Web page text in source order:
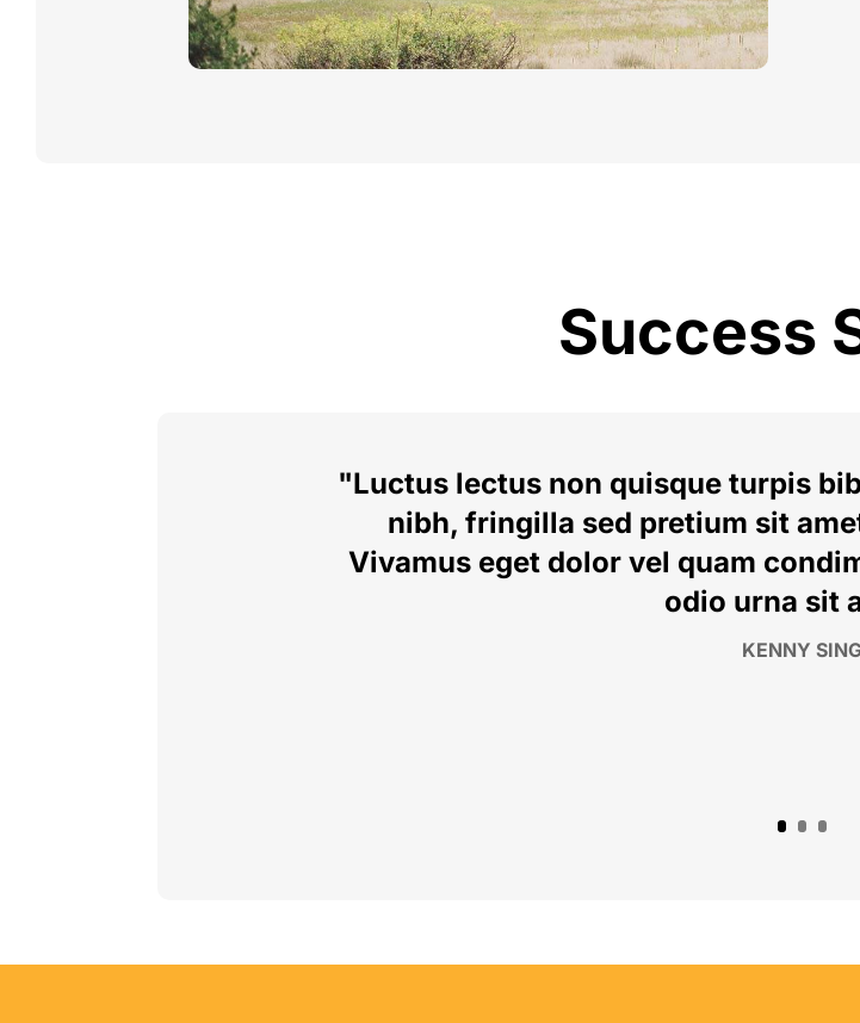
Success
"Luctus lectus non quisque turpis
nibh, fringilla sed pretium sit
Vivamus eget dolor vel quam
odio urna sit
KENNY